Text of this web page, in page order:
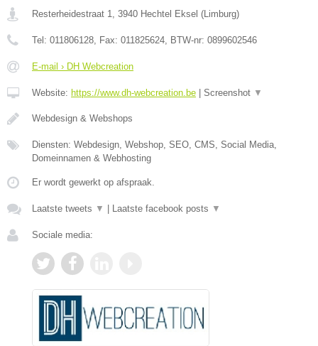
Resterheidestraat 1, 3940 Hechtel Eksel (Limburg)
Tel: 011806128, Fax: 011825624, BTW-nr: 0899602546
E-mail › DH Webcreation
Website: https://www.dh-webcreation.be Screenshot ▼
Webdesign & Webshops
Diensten: Webdesign, Webshop, SEO, CMS, Social Media,
Domeinnamen & Webhosting
Er wordt gewerkt op afspraak.
Laatste tweets ▼ Laatste facebook posts ▼
Sociale media: